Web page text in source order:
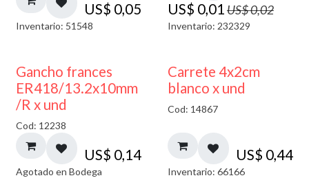
US$ 0,05
Inventario: 51548
US$ 0,01US$0,02
Inventario: 232329
AGOTADO
Gancho frances
ER418/13.2x10mm
/R x und
Cod: 12238
US$ 0,14
Agotado en Bodega
Carrete 4x2cm
blanco x und
Cod: 14867
US$ 0,44
Inventario: 66166